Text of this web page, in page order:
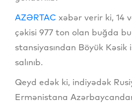
AZƏRTAC xəbər verir ki, 14
çəkisi 977 ton olan buğda
stansiyasından Böyük
salınıb.
Qeyd edək ki, indiyədək
Ermənistana